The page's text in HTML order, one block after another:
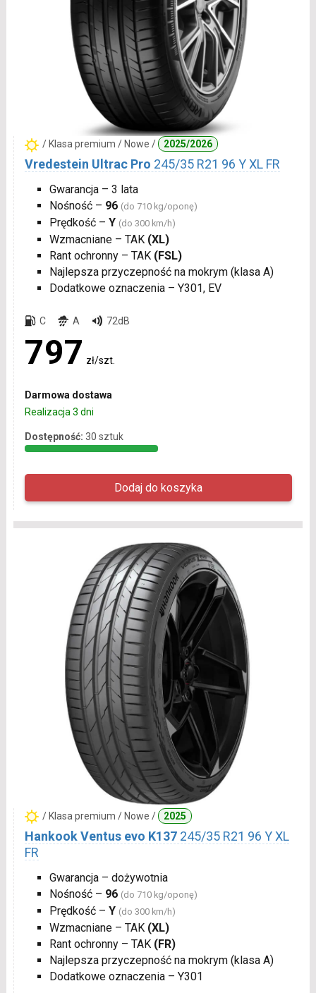
/ Klasa premium / Nowe / 2025/2026
Vredestein Ultrac Pro 245/35 R21 96 Y XL FR
Gwarancja – 3 lata
Nośność – 96 (do 710 kg/oponę)
Prędkość – Y (do 300 km/h)
Wzmacniane – TAK (XL)
Rant ochronny – TAK (FSL)
Najlepsza przyczepność na mokrym (klasa A)
Dodatkowe oznaczenia – Y301, EV
C A 72dB
797 zł/szt.
Darmowa dostawa
Realizacja 3 dni
Dostępność: 30 sztuk
/ Klasa premium / Nowe / 2025
Hankook Ventus evo K137 245/35 R21 96 Y XL
FR
Gwarancja – dożywotnia
Nośność – 96 (do 710 kg/oponę)
Prędkość – Y (do 300 km/h)
Wzmacniane – TAK (XL)
Rant ochronny – TAK (FR)
Najlepsza przyczepność na mokrym (klasa A)
Dodatkowe oznaczenia – Y301